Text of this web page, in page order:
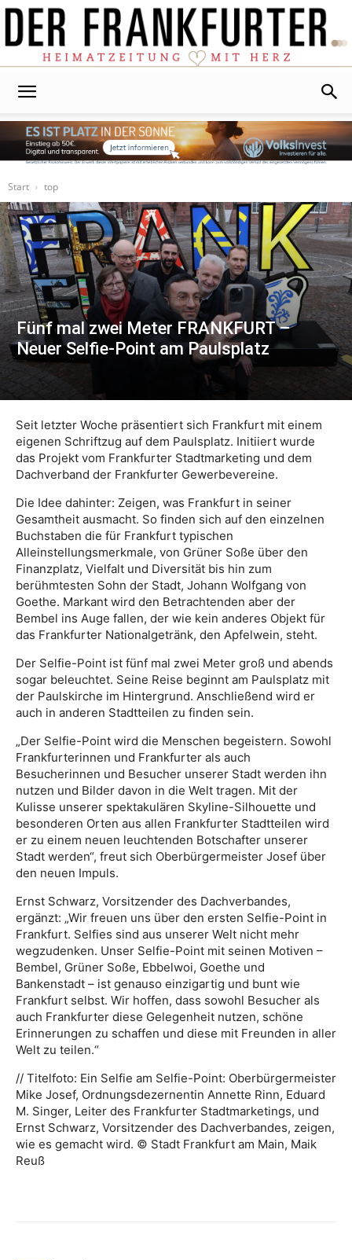
Start
top
Fünf mal zwei Meter FRANKFURT –
Neuer Selfie-Point am Paulsplatz
Seit letzter Woche präsentiert sich Frankfurt mit einem
eigenen Schriftzug auf dem Paulsplatz. Initiiert wurde
das Projekt vom Frankfurter Stadtmarketing und dem
Dachverband der Frankfurter Gewerbevereine.
Die Idee dahinter: Zeigen, was Frankfurt in seiner
Gesamtheit ausmacht. So finden sich auf den einzelnen
Buchstaben die für Frankfurt typischen
Alleinstellungsmerkmale, von Grüner Soße über den
Finanzplatz, Vielfalt und Diversität bis hin zum
berühmtesten Sohn der Stadt, Johann Wolfgang von
Goethe. Markant wird den Betrachtenden aber der
Bembel ins Auge fallen, der wie kein anderes Objekt für
das Frankfurter Nationalgetränk, den Apfelwein, steht.
Der Selfie-Point ist fünf mal zwei Meter groß und abends
sogar beleuchtet. Seine Reise beginnt am Paulsplatz mit
der Paulskirche im Hintergrund. Anschließend wird er
auch in anderen Stadtteilen zu finden sein.
„Der Selfie-Point wird die Menschen begeistern. Sowohl
Frankfurterinnen und Frankfurter als auch
Besucherinnen und Besucher unserer Stadt werden ihn
nutzen und Bilder davon in die Welt tragen. Mit der
Kulisse unserer spektakulären Skyline-Silhouette und
besonderen Orten aus allen Frankfurter Stadtteilen wird
er zu einem neuen leuchtenden Botschafter unserer
Stadt werden“, freut sich Oberbürgermeister Josef über
den neuen Impuls.
Ernst Schwarz, Vorsitzender des Dachverbandes,
ergänzt: „Wir freuen uns über den ersten Selfie-Point in
Frankfurt. Selfies sind aus unserer Welt nicht mehr
wegzudenken. Unser Selfie-Point mit seinen Motiven –
Bembel, Grüner Soße, Ebbelwoi, Goethe und
Bankenstadt – ist genauso einzigartig und bunt wie
Frankfurt selbst. Wir hoffen, dass sowohl Besucher als
auch Frankfurter diese Gelegenheit nutzen, schöne
Erinnerungen zu schaffen und diese mit Freunden in aller
Welt zu teilen.“
// Titelfoto: Ein Selfie am Selfie-Point: Oberbürgermeister
Mike Josef, Ordnungsdezernentin Annette Rinn, Eduard
M. Singer, Leiter des Frankfurter Stadtmarketings, und
Ernst Schwarz, Vorsitzender des Dachverbandes, zeigen,
wie es gemacht wird. © Stadt Frankfurt am Main, Maik
Reuß